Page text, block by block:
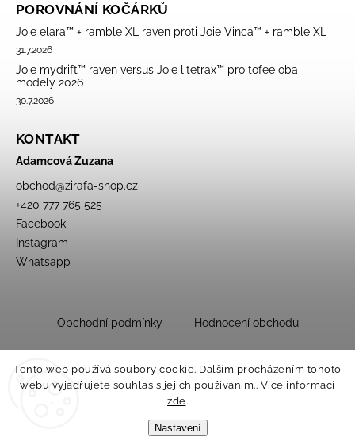
Tento web používá soubory cookie. Dalším procházením tohoto
webu vyjadřujete souhlas s jejich používáním.. Více informací
zde.
Nastavení
POROVNÁNÍ KOČÁRKŮ
Joie elara™ + ramble XL raven proti Joie Vinca™ + ramble XL
31.7.2026
Joie mydrift™ raven versus Joie litetrax™ pro tofee oba
modely 2026
30.7.2026
KONTAKT
Adamcová Zuzana
obchod@zirafa-shop.cz
+420 777 765 525
Facebook
Instagram
Whatsapp
Obchodní podmínky Hodnocení obchodu